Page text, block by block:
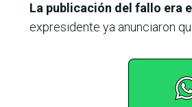
La publicación del fallo era
expresidente ya anunciaron